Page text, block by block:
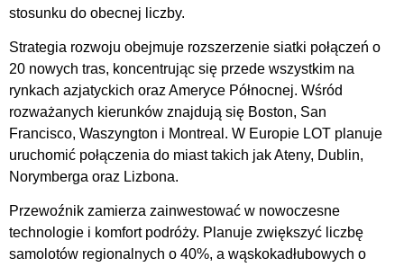
stosunku do obecnej liczby.
Strategia rozwoju obejmuje rozszerzenie siatki połączeń o
20 nowych tras, koncentrując się przede wszystkim na
rynkach azjatyckich oraz Ameryce Północnej. Wśród
rozważanych kierunków znajdują się Boston, San
Francisco, Waszyngton i Montreal. W Europie LOT planuje
uruchomić połączenia do miast takich jak Ateny, Dublin,
Norymberga oraz Lizbona.
Przewoźnik zamierza zainwestować w nowoczesne
technologie i komfort podróży. Planuje zwiększyć liczbę
samolotów regionalnych o 40%, a wąskokadłubowych o